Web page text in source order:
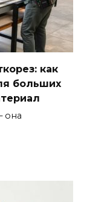
как
больших
она